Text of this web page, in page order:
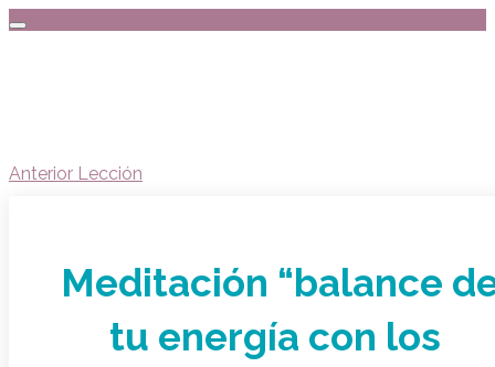
Anterior Lección
Meditación “balance
tu energía con los